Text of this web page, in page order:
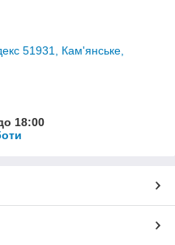
51931, Кам'янське,
18:00